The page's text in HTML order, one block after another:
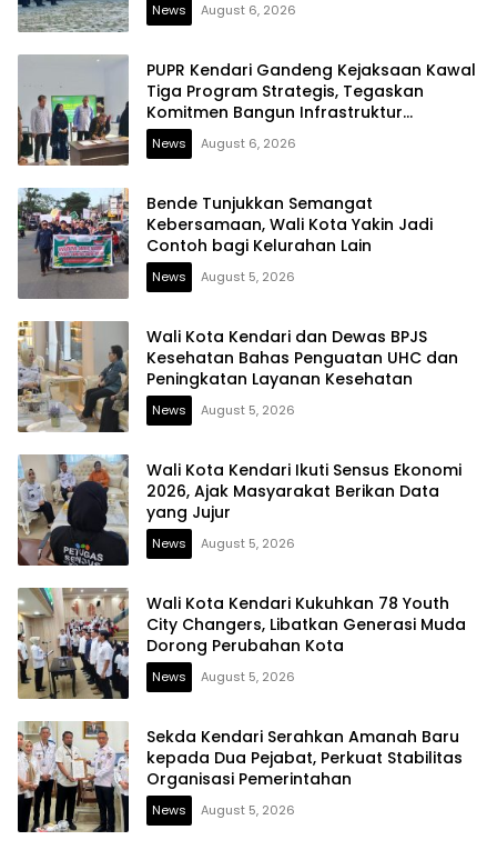
News August 6, 2026
PUPR Kendari Gandeng Kejaksaan Kawal
Tiga Program Strategis, Tegaskan
Komitmen Bangun Infrastruktur
Berintegritas
News August 6, 2026
Bende Tunjukkan Semangat
Kebersamaan, Wali Kota Yakin Jadi
Contoh bagi Kelurahan Lain
News August 5, 2026
Wali Kota Kendari dan Dewas BPJS
Kesehatan Bahas Penguatan UHC dan
Peningkatan Layanan Kesehatan
News August 5, 2026
Wali Kota Kendari Ikuti Sensus Ekonomi
2026, Ajak Masyarakat Berikan Data
yang Jujur
News August 5, 2026
Wali Kota Kendari Kukuhkan 78 Youth
City Changers, Libatkan Generasi Muda
Dorong Perubahan Kota
News August 5, 2026
Sekda Kendari Serahkan Amanah Baru
kepada Dua Pejabat, Perkuat Stabilitas
Organisasi Pemerintahan
News August 5, 2026